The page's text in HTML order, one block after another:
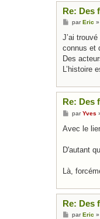
Re: Des
M
s
a
g
parEric »
J’ai
connus et
Des
L’histoire
Re: Des
M
s
g
parYves
Avec le
D'autant
Là,
Re: Des
MparEric »